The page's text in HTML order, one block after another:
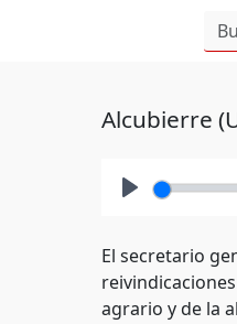
Alcubierre
El secretario
agrario y de la